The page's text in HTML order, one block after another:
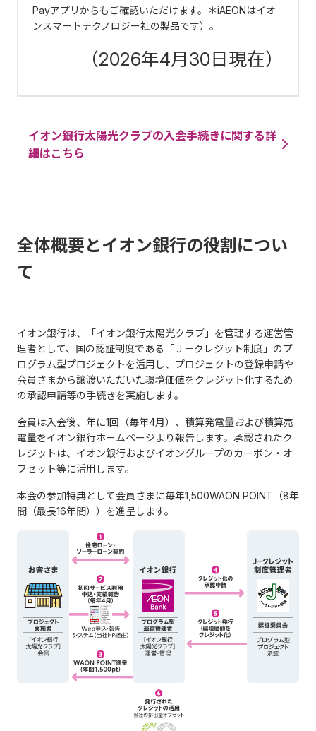
Payアプリからもご確認いただけます。＊iAEONはイオ
ンスマートテクノロジー社の製品です）。
（2026年4月30日現在）
イオン銀行太陽光クラブの入会手続きに関する詳
細はこちら
全体概要とイオン銀行の役割につい
て
イオン銀行は、「イオン銀行太陽光クラブ」を管理する運営管
理者として、国の認証制度である「Ｊ－クレジット制度」のプ
ログラム型プロジェクトを活用し、プロジェクトの登録申請や
会員さまから譲渡いただいた環境価値をクレジット化するため
の承認申請等の手続きを実施します。
会員は入会後、年に1回（毎年4月）、積算発電量および積算売
電量をイオン銀行ホームページより報告します。承認されたク
レジットは、イオン銀行およびイオングループのカーボン・オ
フセット等に活用します。
本会の参加特典として会員さまに毎年1,500WAON POINT（8年
間（最長16年間））を進呈します。